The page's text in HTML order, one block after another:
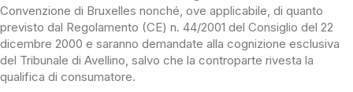
Convenzione di Bruxelles nonché, ove applicabile, di quanto
previsto dal Regolamento (CE) n. 44/2001 del Consiglio del 22
dicembre 2000 e saranno demandate alla cognizione esclusiva
del Tribunale di Avellino, salvo che la controparte rivesta la
qualifica di consumatore.